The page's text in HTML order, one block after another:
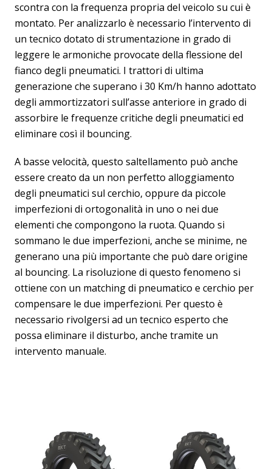
scontra con la frequenza propria del veicolo su cui è
montato. Per analizzarlo è necessario l’intervento di
un tecnico dotato di strumentazione in grado di
leggere le armoniche provocate della flessione del
fianco degli pneumatici. I trattori di ultima
generazione che superano i 30 Km/h hanno adottato
degli ammortizzatori sull’asse anteriore in grado di
assorbire le frequenze critiche degli pneumatici ed
eliminare così il bouncing.
A basse velocità, questo saltellamento può anche
essere creato da un non perfetto alloggiamento
degli pneumatici sul cerchio, oppure da piccole
imperfezioni di ortogonalità in uno o nei due
elementi che compongono la ruota. Quando si
sommano le due imperfezioni, anche se minime, ne
generano una più importante che può dare origine
al bouncing. La risoluzione di questo fenomeno si
ottiene con un matching di pneumatico e cerchio per
compensare le due imperfezioni. Per questo è
necessario rivolgersi ad un tecnico esperto che
possa eliminare il disturbo, anche tramite un
intervento manuale.